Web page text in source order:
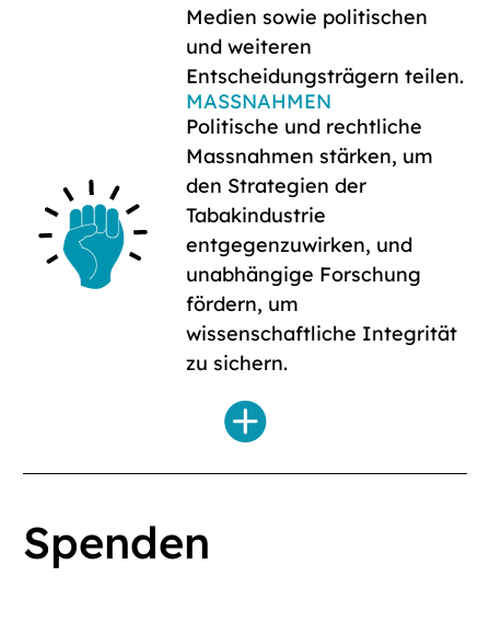
Medien sowie politischen
und weiteren
Entscheidungsträgern teilen.
MASSNAHMEN
Politische und rechtliche
Massnahmen stärken, um
den Strategien der
Tabakindustrie
entgegenzuwirken, und
unabhängige Forschung
fördern, um
wissenschaftliche Integrität
zu sichern.
Spenden